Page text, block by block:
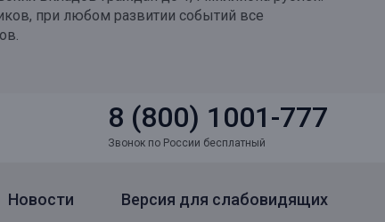
при любом развитии событий все
8 (800) 1001-777
Звонок по России бесплатный
Новости Версия для слабовидящих